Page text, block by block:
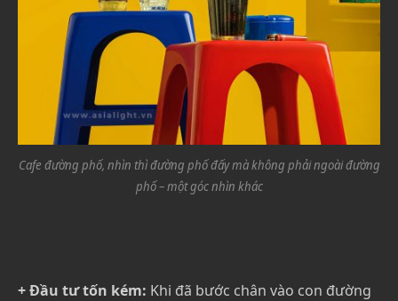
Cafe đường phố, nhìn thì đường phố đấy mà không phải ngoài đường
phố – một góc nhìn khác
+ Đầu tư tốn kém: Khi đã bước chân vào con đường